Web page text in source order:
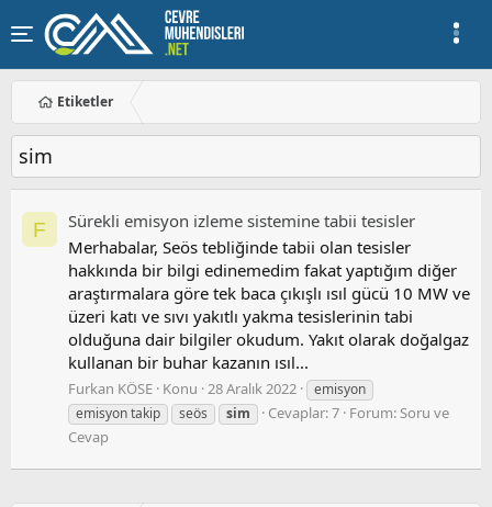
Etiketler
sim
F
Sürekli̇ emi̇syon i̇zleme si̇stemi̇ne tabi̇i̇ tesi̇sler
Merhabalar, Seös tebliğinde tabii olan tesisler
hakkında bir bilgi edinemedim fakat yaptığım diğer
araştırmalara göre tek baca çıkışlı ısıl gücü 10 MW ve
üzeri katı ve sıvı yakıtlı yakma tesislerinin tabi
olduğuna dair bilgiler okudum. Yakıt olarak doğalgaz
kullanan bir buhar kazanın ısıl...
Furkan KÖSE Konu 28 Aralık 2022
emisyon
emisyon takip
seös sim Cevaplar: 7 Forum:Soru ve
Cevap